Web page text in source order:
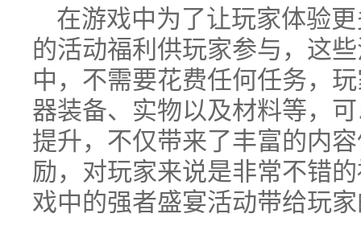
在游戏中为了让玩家体验
的活动福利供玩家参与，这
中，不需要花费任何任务，
器装备、实物以及材料等，
提升，不仅带来了丰富的内
励，对玩家来说是非常不错
戏中的强者盛宴活动带给玩